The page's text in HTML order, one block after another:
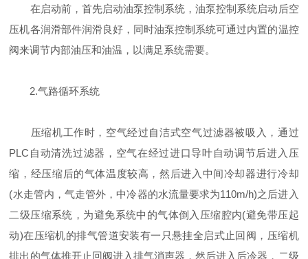
在启动前，首先启动油泵控制系统，油泵控制系统启动后空
压机各润滑部件润滑良好，同时油泵控制系统可通过内置的温控
阀来调节内部油压和油温，以满足系统需要。
2.气路循环系统
压缩机工作时，空气经过自洁式空气过滤器被吸入，通过
PLC自动清洗过滤器，空气在经过进口导叶自动调节后进入压
缩，经压缩后的气体温度较高，然后进入中间冷却器进行冷却
(水走管内，气走管外，中冷器的水流量要求为110m/h)之后进入
二级压缩系统，为避免系统中的气体倒入压缩腔内(避免带压起
动)在压缩机的排气管道安装有一只悬挂全启式止回阀，压缩机
排出的气体推开止回阀进入排气消声器，然后进入后冷器，二级